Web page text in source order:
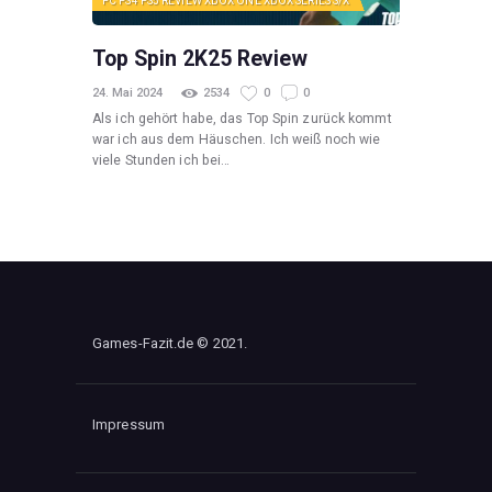
Top Spin 2K25 Review
24. Mai 2024 2534 0 0
Als ich gehört habe, das Top Spin zurück kommt
war ich aus dem Häuschen. Ich weiß noch wie
viele Stunden ich bei…
Games-Fazit.de © 2021.
Impressum